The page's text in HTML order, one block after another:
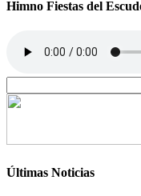
Himno Fiestas del
Últimas Noticias